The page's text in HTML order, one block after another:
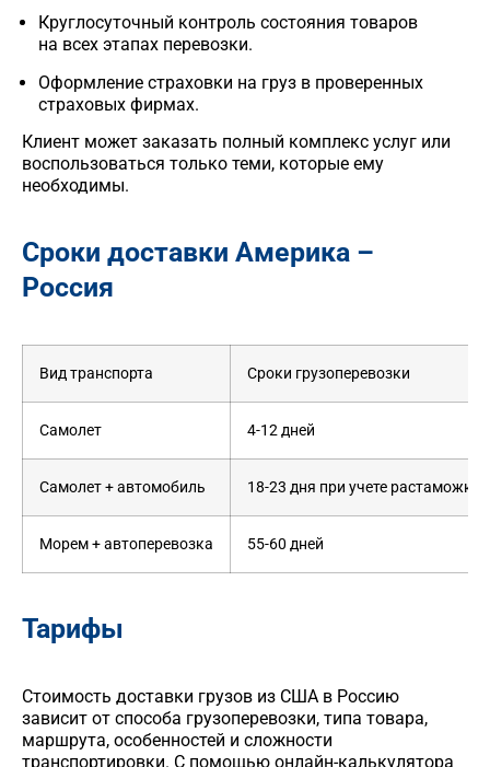
Круглосуточный контроль состояния товаров
на всех этапах перевозки.
Оформление страховки на груз в проверенных
страховых фирмах.
Клиент может заказать полный комплекс услуг или
воспользоваться только теми, которые ему
необходимы.
Сроки доставки Америка –
Россия
Вид транспорта Сроки грузоперевозки
Самолет 4-12 дней
Самолет + автомобиль 18-23 дня при учете растаможки
Морем + автоперевозка 55-60 дней
Тарифы
Стоимость доставки грузов из США в Россию
зависит от способа грузоперевозки, типа товара,
маршрута, особенностей и сложности
транспортировки. С помощью онлайн-калькулятора